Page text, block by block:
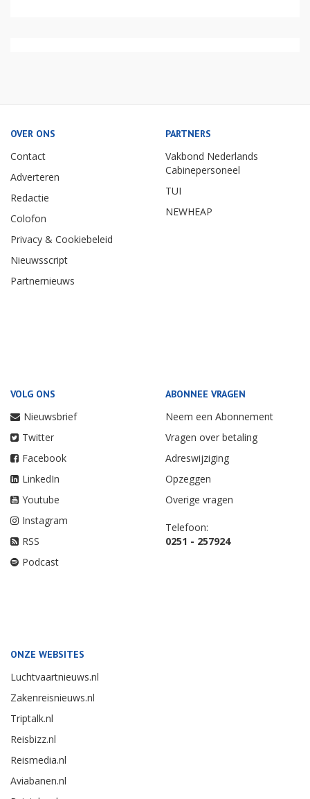
OVER ONS
Contact
Adverteren
Redactie
Colofon
Privacy & Cookiebeleid
Nieuwsscript
Partnernieuws
PARTNERS
Vakbond Nederlands
Cabinepersoneel
TUI
NEWHEAP
VOLG ONS
Nieuwsbrief
Twitter
Facebook
LinkedIn
Youtube
Instagram
RSS
Podcast
ABONNEE VRAGEN
Neem een Abonnement
Vragen over betaling
Adreswijziging
Opzeggen
Overige vragen
Telefoon:
0251 - 257924
ONZE WEBSITES
Luchtvaartnieuws.nl
Zakenreisnieuws.nl
Triptalk.nl
Reisbizz.nl
Reismedia.nl
Aviabanen.nl